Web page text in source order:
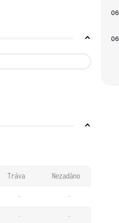
Tráva Nezadáno
- -
- -